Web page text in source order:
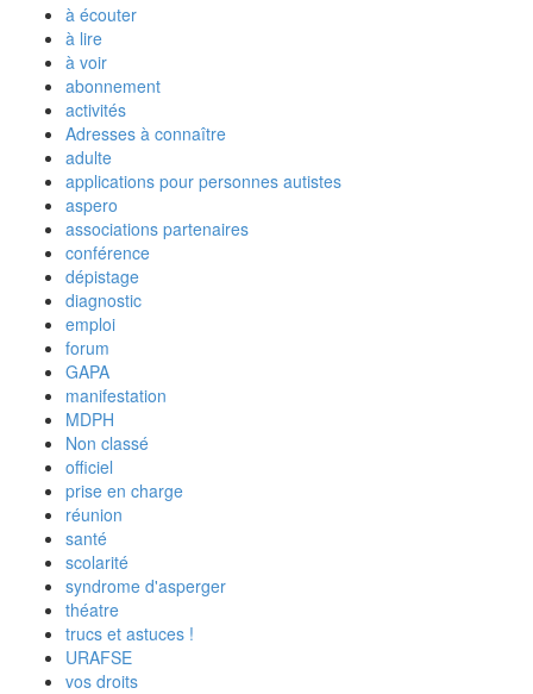
à écouter
à lire
à voir
abonnement
activités
Adresses à connaître
adulte
applications pour personnes autistes
aspero
associations partenaires
conférence
dépistage
diagnostic
emploi
forum
GAPA
manifestation
MDPH
Non classé
officiel
prise en charge
réunion
santé
scolarité
syndrome d'asperger
théatre
trucs et astuces !
URAFSE
vos droits